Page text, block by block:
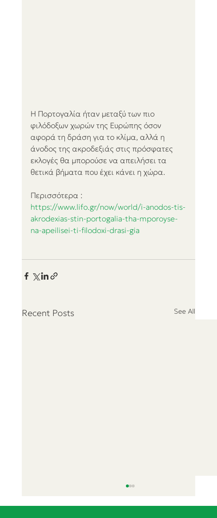
Η Πορτογαλία ήταν μεταξύ των πιο
φιλόδοξων χωρών της Ευρώπης όσον
αφορά τη δράση για το κλίμα, αλλά η
άνοδος της ακροδεξιάς στις πρόσφατες
εκλογές θα μπορούσε να απειλήσει τα
θετικά βήματα που έχει κάνει η χώρα.
Περισσότερα :
https://www.lifo.gr/now/world/i-anodos-tis-
akrodexias-stin-portogalia-tha-mporoyse-
na-apeilisei-ti-filodoxi-drasi-gia
Recent Posts See All